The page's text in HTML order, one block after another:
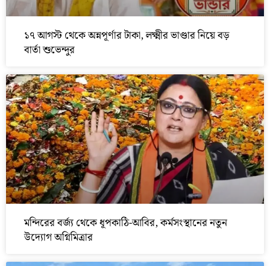
১৭ আগস্ট থেকে অন্নপূর্ণার টাকা, লক্ষ্মীর ভাণ্ডার নিয়ে বড়
বার্তা শুভেন্দুর
মন্দিরের বর্জ্য থেকে ধূপকাঠি-আবির, কর্মসংস্থানের নতুন
উদ্যোগ অগ্নিমিত্রার